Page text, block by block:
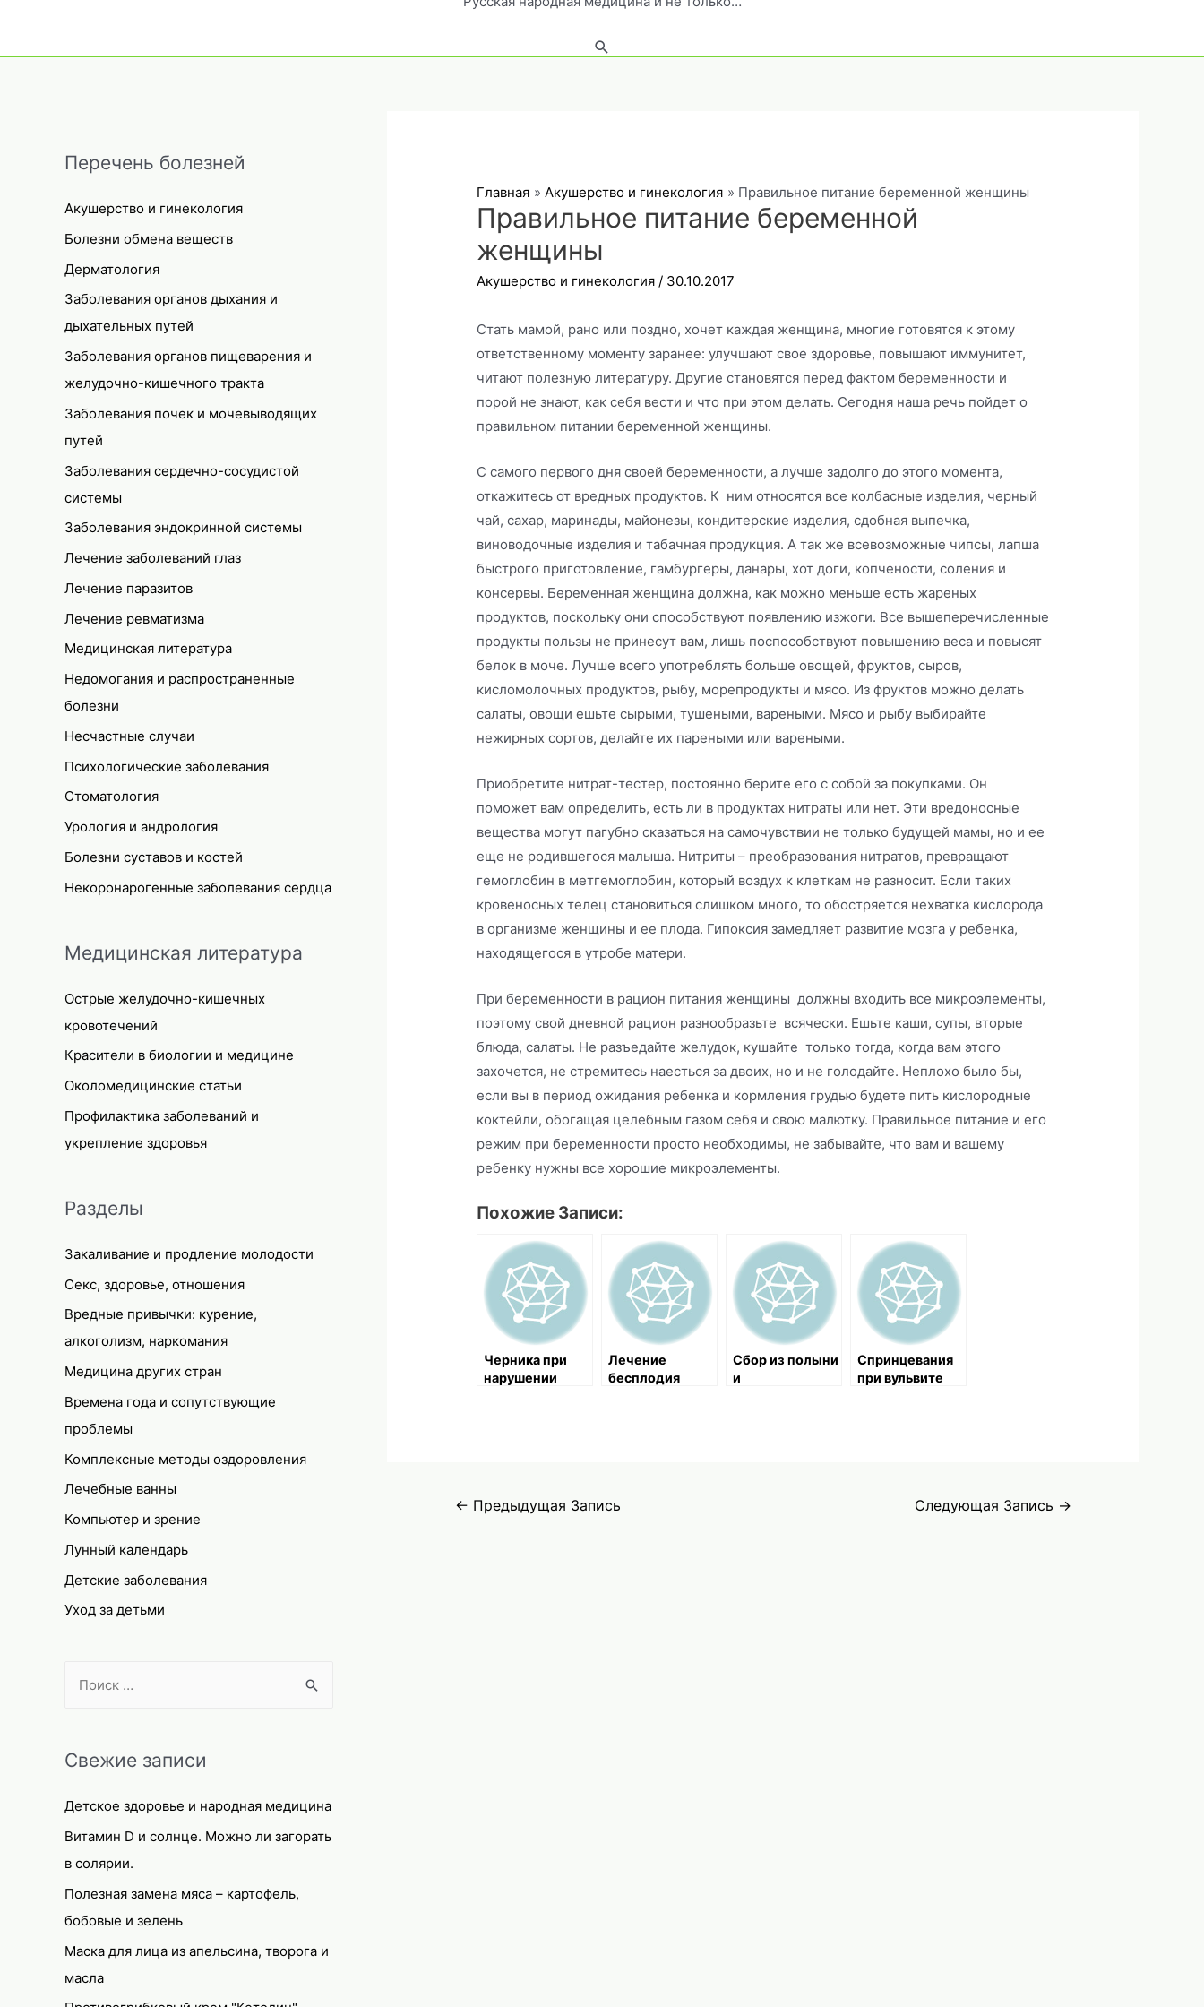
Поиск
Перечень болезней
Акушерство и гинекология
Болезни обмена веществ
Дерматология
Заболевания органов дыхания и
дыхательных путей
Заболевания органов пищеварения и
желудочно-кишечного тракта
Заболевания почек и мочевыводящих
путей
Заболевания сердечно-сосудистой
системы
Заболевания эндокринной системы
Лечение заболеваний глаз
Лечение паразитов
Лечение ревматизма
Медицинская литература
Недомогания и распространенные
болезни
Несчастные случаи
Психологические заболевания
Стоматология
Урология и андрология
Болезни суставов и костей
Некоронарогенные заболевания сердца
Медицинская литература
Острые желудочно-кишечных
кровотечений
Красители в биологии и медицине
Околомедицинские статьи
Профилактика заболеваний и
укрепление здоровья
Разделы
Закаливание и продление молодости
Секс, здоровье, отношения
Вредные привычки: курение,
алкоголизм, наркомания
Медицина других стран
Времена года и сопутствующие
проблемы
Комплексные методы оздоровления
Лечебные ванны
Компьютер и зрение
Лунный календарь
Детские заболевания
Уход за детьми
r
h
f
o
r
:
Свежие записи
Детское здоровье и народная медицина
Витамин D и солнце. Можно ли загорать
в солярии.
Полезная замена мяса – картофель,
бобовые и зелень
Маска для лица из апельсина, творога и
масла
Главная Акушерство и гинекология Правильное питание беременной женщины
Правильное питание беременной
женщины
Акушерство и гинекология / 30.10.2017
Стать мамой, рано или поздно, хочет каждая женщина, многие готовятся к этому
ответственному моменту заранее: улучшают свое здоровье, повышают иммунитет,
читают полезную литературу. Другие становятся перед фактом беременности и
порой не знают, как себя вести и что при этом делать. Сегодня наша речь пойдет о
правильном питании беременной женщины.
С самого первого дня своей беременности, а лучше задолго до этого момента,
откажитесь от вредных продуктов. К ним относятся все колбасные изделия, черный
чай, сахар, маринады, майонезы, кондитерские изделия, сдобная выпечка,
виноводочные изделия и табачная продукция. А так же всевозможные чипсы, лапша
быстрого приготовление, гамбургеры, данары, хот доги, копчености, соления и
консервы. Беременная женщина должна, как можно меньше есть жареных
продуктов, поскольку они способствуют появлению изжоги. Все вышеперечисленные
продукты пользы не принесут вам, лишь поспособствуют повышению веса и повысят
белок в моче. Лучше всего употреблять больше овощей, фруктов, сыров,
кисломолочных продуктов, рыбу, морепродукты и мясо. Из фруктов можно делать
салаты, овощи ешьте сырыми, тушеными, вареными. Мясо и рыбу выбирайте
нежирных сортов, делайте их пареными или вареными.
Приобретите нитрат-тестер, постоянно берите его с собой за покупками. Он
поможет вам определить, есть ли в продуктах нитраты или нет. Эти вредоносные
вещества могут пагубно сказаться на самочувствии не только будущей мамы, но и ее
еще не родившегося малыша. Нитриты – преобразования нитратов, превращают
гемоглобин в метгемоглобин, который воздух к клеткам не разносит. Если таких
кровеносных телец становиться слишком много, то обостряется нехватка кислорода
в организме женщины и ее плода. Гипоксия замедляет развитие мозга у ребенка,
находящегося в утробе матери.
При беременности в рацион питания женщины должны входить все микроэлементы,
поэтому свой дневной рацион разнообразьте всячески. Ешьте каши, супы, вторые
блюда, салаты. Не разъедайте желудок, кушайте только тогда, когда вам этого
захочется, не стремитесь наесться за двоих, но и не голодайте. Неплохо было бы,
если вы в период ожидания ребенка и кормления грудью будете пить кислородные
коктейли, обогащая целебным газом себя и свою малютку. Правильное питание и его
режим при беременности просто необходимы, не забывайте, что вам и вашему
ребенку нужны все хорошие микроэлементы.
Похожие Записи:
Черника при
нарушении
Лечение
бесплодия
Сбор из полыни
и
Спринцевания
при вульвите
Навигация
← Предыдущая Запись Следующая Запись →